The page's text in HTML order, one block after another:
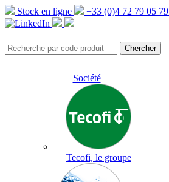
Stock en ligne +33 (0)4 72 79 05 79
Société
Tecofi, le groupe